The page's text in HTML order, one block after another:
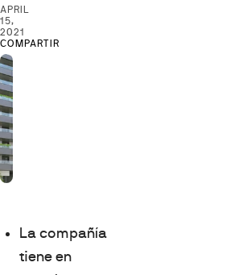
APRIL
15,
2021
COMPARTIR
La compañía
tiene en